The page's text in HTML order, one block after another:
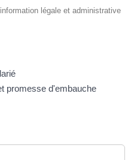
légale et administrative
promesse d'embauche